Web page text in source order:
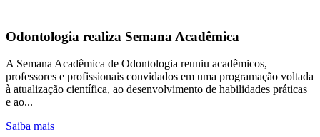
Odontologia realiza Semana Acadêmica
A Semana Acadêmica de Odontologia reuniu acadêmicos,
professores e profissionais convidados em uma programação voltada
à atualização científica, ao desenvolvimento de habilidades práticas
e ao...
Saiba mais